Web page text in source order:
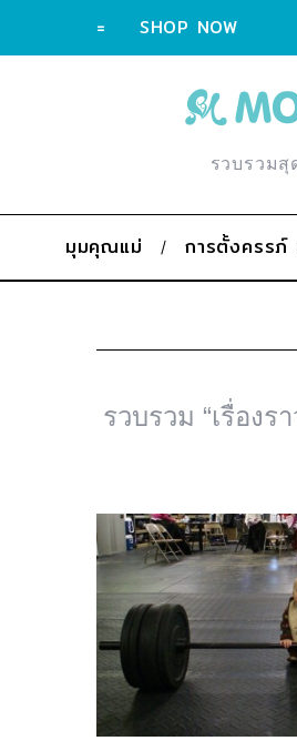
= SHOP NOW
รวบรวมสุ
มุมคุณแม่ การตั้งครรภ์
รวบรวม “เรื่อง